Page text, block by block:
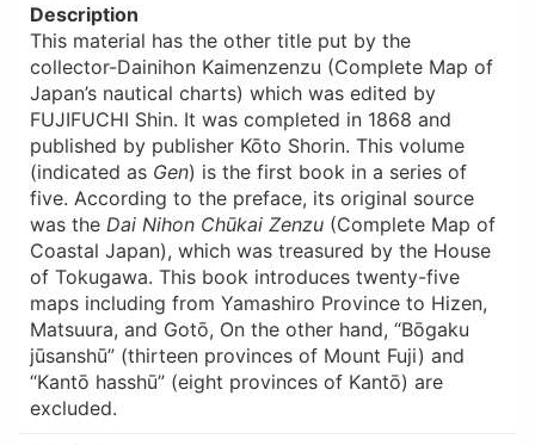
Description
This material has the other title put by the
collector-Dainihon Kaimenzenzu (Complete Map of
Japan’s nautical charts) which was edited by
FUJIFUCHI Shin. It was completed in 1868 and
published by publisher Kōto Shorin. This volume
(indicated as Gen) is the first book in a series of
five. According to the preface, its original source
was the Dai Nihon Chūkai Zenzu(Complete Map of
Coastal Japan), which was treasured by the House
of Tokugawa. This book introduces twenty-five
maps including from Yamashiro Province to Hizen,
Matsuura, and Gotō, On the other hand, “Bōgaku
jūsanshū” (thirteen provinces of Mount Fuji) and
“Kantō hasshū” (eight provinces of Kantō) are
excluded.